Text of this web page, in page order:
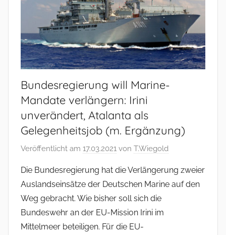
Bundesregierung will Marine-
Mandate verlängern: Irini
unverändert, Atalanta als
Gelegenheitsjob (m. Ergänzung)
Veröffentlicht am 17.03.2021 von T.Wiegold
Die Bundesregierung hat die Verlängerung zweier
Auslandseinsätze der Deutschen Marine auf den
Weg gebracht. Wie bisher soll sich die
Bundeswehr an der EU-Mission Irini im
Mittelmeer beteiligen. Für die EU-